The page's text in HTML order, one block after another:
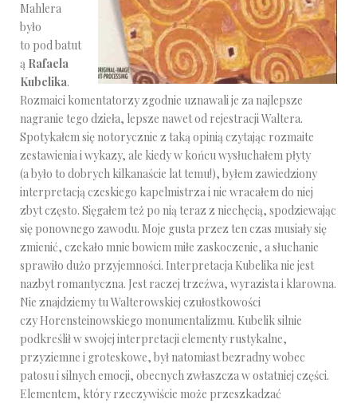
Mahlera
było
to pod batut
ą Rafaela
Kubelika.
Rozmaici komentatorzy zgodnie uznawali je za najlepsze
nagranie tego dzieła, lepsze nawet od rejestracji Waltera.
Spotykałem się notorycznie z taką opinią czytając rozmaite
zestawienia i wykazy, ale kiedy w końcu wysłuchałem płyty
(a było to dobrych kilkanaście lat temu!), byłem zawiedziony
interpretacją czeskiego kapelmistrza i nie wracałem do niej
zbyt często. Sięgałem też po nią teraz z niechęcią, spodziewając
się ponownego zawodu. Moje gusta przez ten czas musiały się
zmienić, czekało mnie bowiem miłe zaskoczenie, a słuchanie
sprawiło dużo przyjemności. Interpretacja Kubelika nie jest
nazbyt romantyczna. Jest raczej trzeźwa, wyrazista i klarowna.
Nie znajdziemy tu Walterowskiej czułostkowości
czy Horensteinowskiego monumentalizmu. Kubelik silnie
podkreślił w swojej interpretacji elementy rustykalne,
przyziemne i groteskowe, był natomiast bezradny wobec
patosu i silnych emocji, obecnych zwłaszcza w ostatniej części.
Elementem, który rzeczywiście może przeszkadzać